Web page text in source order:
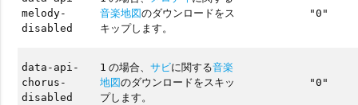
melody-
disabled
音楽地図のダウンロードをス
キップします。
"0"
data-api-
chorus-
disabled
1 の場合、サビに関する音楽
地図のダウンロードをスキッ
プします。
"0"